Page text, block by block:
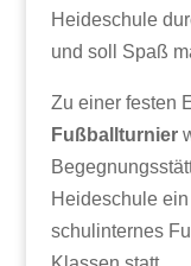
Heideschule
und soll Spaß
Zu einer festen
Fußballturnier
Heideschule
schulinternes